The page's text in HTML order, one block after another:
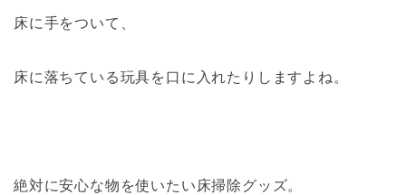
床に手をついて、
床に落ちている玩具を口に入れたりしますよね。
絶対に安心な物を使いたい床掃除グッズ。